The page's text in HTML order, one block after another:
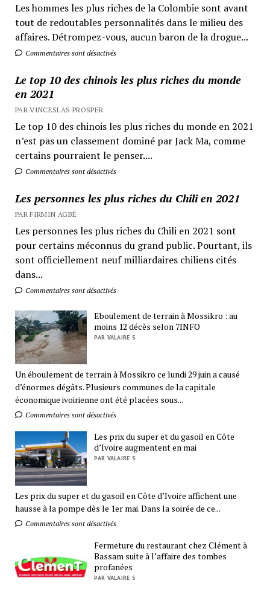
Les hommes les plus riches de la Colombie sont avant
tout de redoutables personnalités dans le milieu des
affaires. Détrompez-vous, aucun baron de la drogue...
Commentaires sont désactivés
Le top 10 des chinois les plus riches du monde
en 2021
PAR VINCESLAS PROSPER
Le top 10 des chinois les plus riches du monde en 2021
n’est pas un classement dominé par Jack Ma, comme
certains pourraient le penser....
Commentaires sont désactivés
Les personnes les plus riches du Chili en 2021
PAR FIRMIN AGBÉ
Les personnes les plus riches du Chili en 2021 sont
pour certains méconnus du grand public. Pourtant, ils
sont officiellement neuf milliardaires chiliens cités
dans...
Commentaires sont désactivés
Eboulement de terrain à Mossikro : au
moins 12 décès selon 7INFO
PAR VALAIRE S
Un éboulement de terrain à Mossikro ce lundi 29 juin a causé
d’énormes dégâts. Plusieurs communes de la capitale
économique ivoirienne ont été placées sous...
Commentaires sont désactivés
Les prix du super et du gasoil en Côte
d’Ivoire augmentent en mai
PAR VALAIRE S
Les prix du super et du gasoil en Côte d’Ivoire affichent une
hausse à la pompe dès le 1er mai. Dans la soirée de ce...
Commentaires sont désactivés
Fermeture du restaurant chez Clément à
Bassam suite à l’affaire des tombes
profanées
PAR VALAIRE S